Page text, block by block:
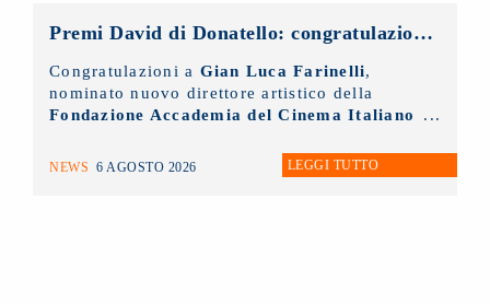
Premi David di Donatello: congratulazioni al nuovo direttore artistico, Gian Luca Farinelli
Congratulazioni a Gian Luca Farinelli,
nominato nuovo direttore artistico della
Fondazione Accademia del Cinema Italiano
NUOVO IMAIEè socio sostenitore.
NEWS 6 AGOSTO 2026 LEGGI TUTTO